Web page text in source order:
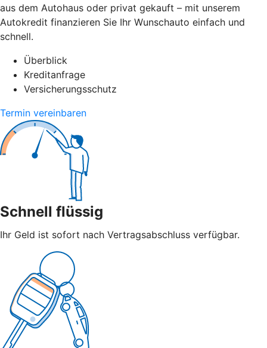
aus dem Autohaus oder privat gekauft – mit unserem
Autokredit finanzieren Sie Ihr Wunschauto einfach und
schnell.
Überblick
Kreditanfrage
Versicherungsschutz
Termin vereinbaren
Schnell flüssig
Ihr Geld ist sofort nach Vertragsabschluss verfügbar.